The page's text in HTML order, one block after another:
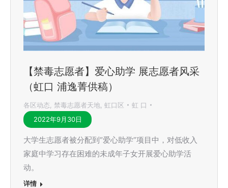
【禁毒志愿者】爱心助学 展志愿者风采
（虹口 浦逸菁供稿）
各区动态 禁毒志愿者天地 虹口区
虹 口
2022年9月30日
大学生志愿者被分配到“爱心助学”项目中，对低收入
家庭中学习存在困难的未成年子女开展爱心助学活
动。
详情